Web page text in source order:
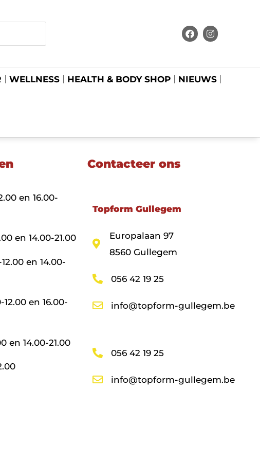
WELLNESS HEALTH & BODY SHOP NIEUWS
en 16.00-
en 14.00-21.00
en 14.00-
12.00 en 16.00-
en 14.00-21.00
Contacteer ons
Topform Gullegem
Europalaan 97
8560 Gullegem
056 42 19 25
info@topform-gullegem.be
056 42 19 25
info@topform-gullegem.be